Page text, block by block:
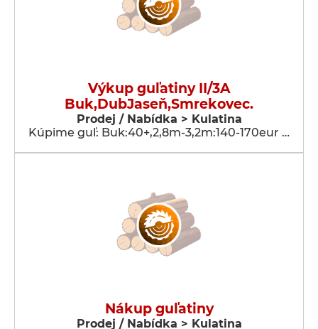
Výkup guľatiny II/3A
Buk,DubJaseň,Smrekovec.
Prodej / Nabídka > Kulatina
Kúpime guľ: Buk:40+,2,8m-3,2m:140-170eur …
Nákup guľatiny
Prodej / Nabídka > Kulatina